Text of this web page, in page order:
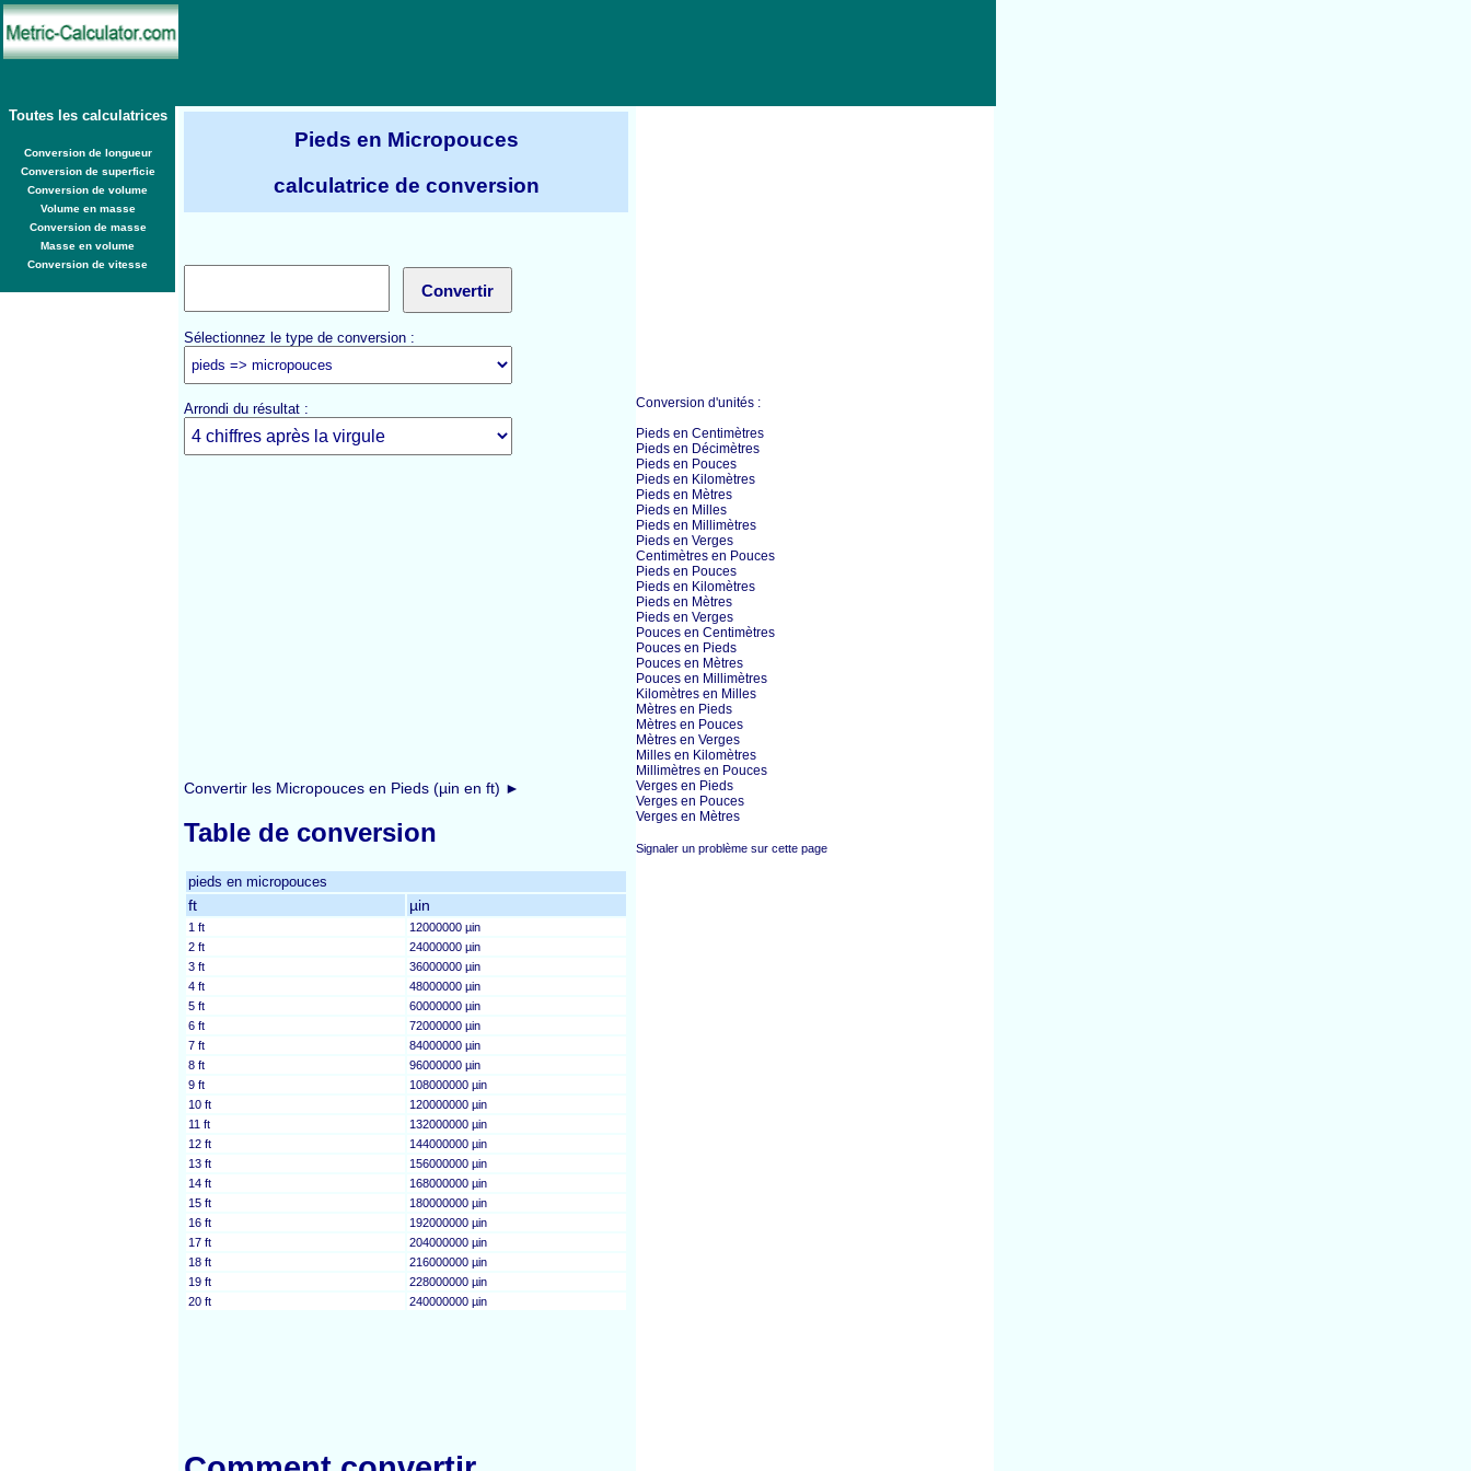
Toutes les calculatrices
Conversion de longueur
Conversion de superficie
Conversion de volume
Volume en masse
Conversion de masse
Masse en volume
Conversion de vitesse
Pieds en Micropouces
calculatrice de conversion
Sélectionnez le type de conversion :
Arrondi du résultat :
Convertir les Micropouces en Pieds (µin en ft) ►
Table de conversion
pieds en micropouces
ft µin
1 ft
12000000 µin
2 ft
24000000 µin
3 ft
36000000 µin
4 ft
48000000 µin
5 ft
60000000 µin
6 ft
72000000 µin
7 ft
84000000 µin
8 ft
96000000 µin
9 ft
108000000 µin
10 ft
120000000 µin
11 ft
132000000 µin
12 ft
144000000 µin
13 ft
156000000 µin
14 ft
168000000 µin
15 ft
180000000 µin
16 ft
192000000 µin
17 ft
204000000 µin
18 ft
216000000 µin
19 ft
228000000 µin
20 ft
240000000 µin
Conversion d'unités :
Pieds en Centimètres
Pieds en Décimètres
Pieds en Pouces
Pieds en Kilomètres
Pieds en Mètres
Pieds en Milles
Pieds en Millimètres
Pieds en Verges
Centimètres en Pouces
Pieds en Pouces
Pieds en Kilomètres
Pieds en Mètres
Pieds en Verges
Pouces en Centimètres
Pouces en Pieds
Pouces en Mètres
Pouces en Millimètres
Kilomètres en Milles
Mètres en Pieds
Mètres en Pouces
Mètres en Verges
Milles en Kilomètres
Millimètres en Pouces
Verges en Pieds
Verges en Pouces
Verges en Mètres
Signaler un problème sur cette page